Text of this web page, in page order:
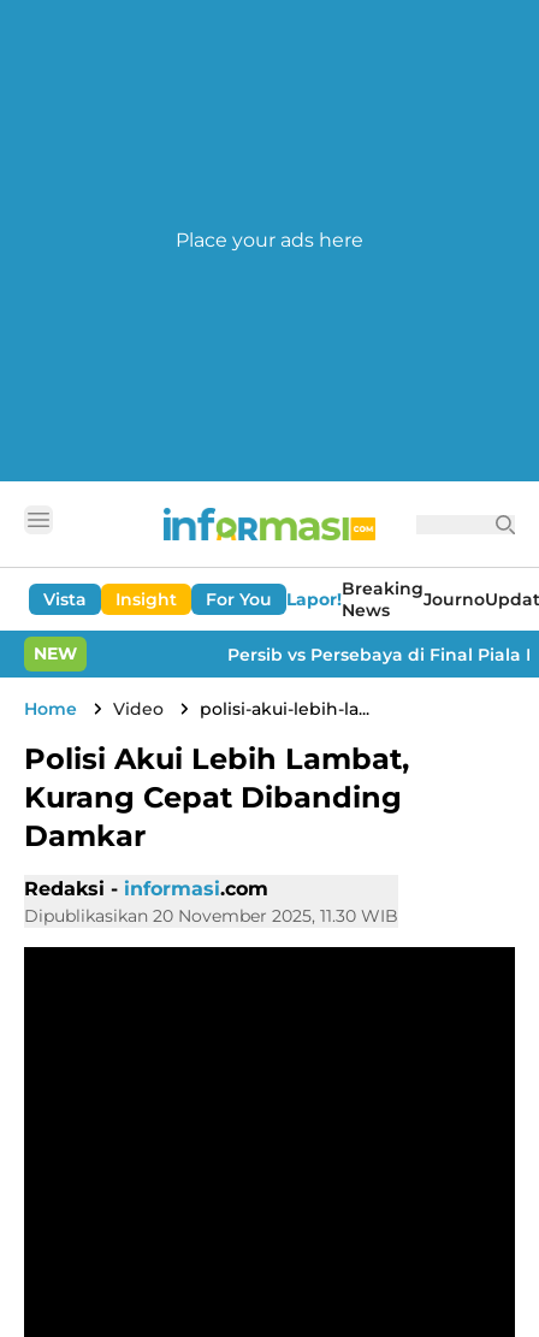
Place your ads here
Vista Insight For You Lapor!Breaking
News
Journo
NEW Persib vs Persebaya di Final Piala
Home Video polisi-akui-lebih-la...
Polisi Akui Lebih Lambat,
Kurang Cepat Dibanding
Damkar
Redaksi - informasi.com
Dipublikasikan 20 November 2025, 11.30 WIB